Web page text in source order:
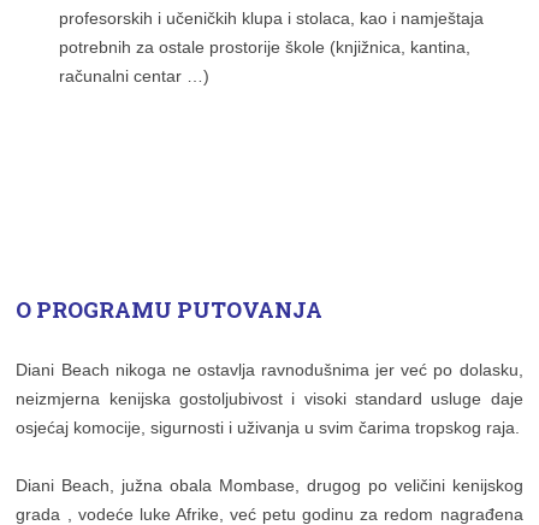
profesorskih i učeničkih klupa i stolaca, kao i namještaja
potrebnih za ostale prostorije škole (knjižnica, kantina,
računalni centar …)
O PROGRAMU PUTOVANJA
Diani Beach nikoga ne ostavlja ravnodušnima jer već po dolasku,
neizmjerna kenijska gostoljubivost i visoki standard usluge daje
osjećaj komocije, sigurnosti i uživanja u svim čarima tropskog raja.
Diani Beach, južna obala Mombase, drugog po veličini kenijskog
grada , vodeće luke Afrike, već petu godinu za redom nagrađena